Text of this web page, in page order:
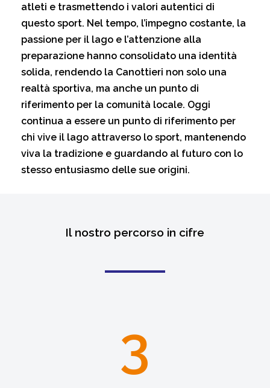
atleti e trasmettendo i valori autentici di
questo sport. Nel tempo, l’impegno costante, la
passione per il lago e l’attenzione alla
preparazione hanno consolidato una identità
solida, rendendo la Canottieri non solo una
realtà sportiva, ma anche un punto di
riferimento per la comunità locale. Oggi
continua a essere un punto di riferimento per
chi vive il lago attraverso lo sport, mantenendo
viva la tradizione e guardando al futuro con lo
stesso entusiasmo delle sue origini.
Il nostro percorso in cifre
3